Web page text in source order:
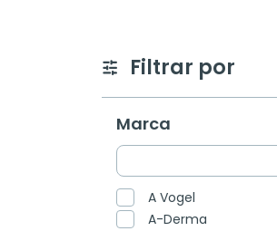
Filtrar por
Marca
A Vogel
A-Derma